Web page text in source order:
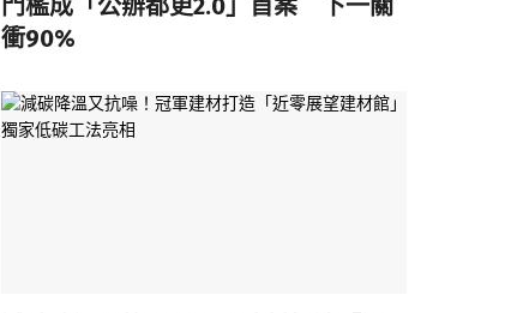
門檻成「公辦都更2.0」首案 下一關
衝90%